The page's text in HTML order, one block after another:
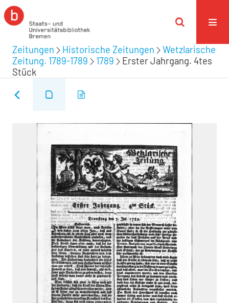
Zeitungen Historische Zeitungen
Wetzlarische
Zeitung. 1789-1789
1789
Erster Jahrgang. 4tes
Stück